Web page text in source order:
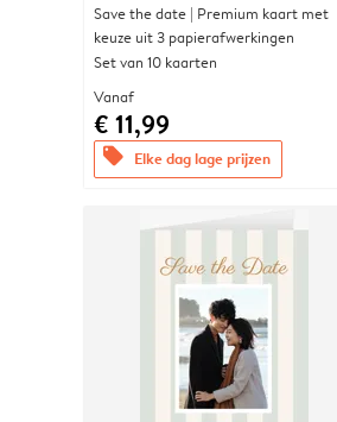
Save the date | Premium kaart met
keuze uit 3 papierafwerkingen
Set van 10 kaarten
Vanaf
€ 11,99
offers Elke dag lage prijzen